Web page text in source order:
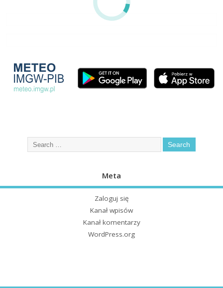
Meta
Zaloguj się
Kanał wpisów
Kanał komentarzy
WordPress.org